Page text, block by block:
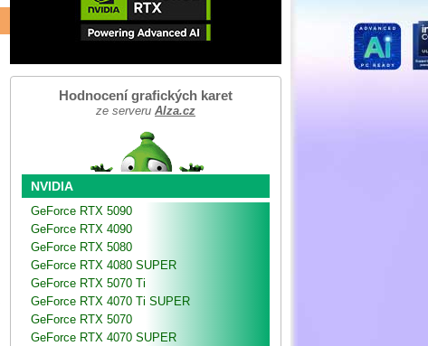
Hodnocení grafických karet
ze serveru Alza.cz
NVIDIA
GeForce RTX 5090
GeForce RTX 4090
GeForce RTX 5080
GeForce RTX 4080 SUPER
GeForce RTX 5070 Ti
GeForce RTX 4070 Ti SUPER
GeForce RTX 5070
GeForce RTX 4070 SUPER